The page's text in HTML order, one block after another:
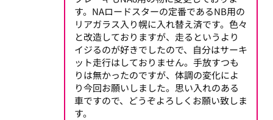
す。NAロードスターの定番であるNB用の
リアガラス入り幌に入れ替え済です。色々
と改造しておりますが、走るというより
イジるのが好きでしたので、自分はサーキ
ット走行はしておりません。手放すつも
りは無かったのですが、体調の変化によ
り今回お願いしました。思い入れのある
車ですので、どうぞよろしくお願い致しま
す。